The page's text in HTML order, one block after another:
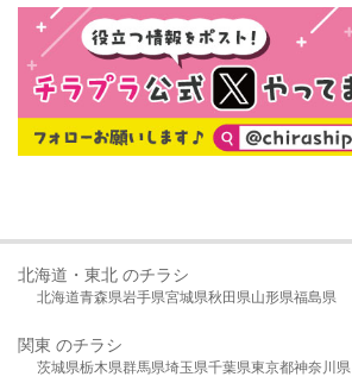
北海道・東北 のチラシ
北海道青森県岩手県宮城県秋田県山形県福島県
関東 のチラシ
茨城県栃木県群馬県埼玉県千葉県東京都神奈川県